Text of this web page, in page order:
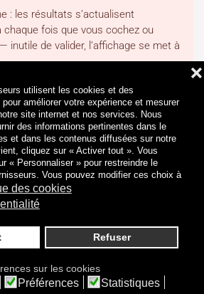
utilisent les cookies et des
améliorer votre expérience et mesurer
site internet et nos services. Nous
des informations pertinentes dans le
et dans les contenus diffusées sur notre
cliquez sur « Activer tout ». Vous
« Personnaliser » pour restreindre le
Vous pouvez modifier ces choix à
des cookies
Refuser
❌
sur les cookies
Préférences
Statistiques
Archives de la revue
Acoustique &
Techniques
Type de contenu
Date de parution